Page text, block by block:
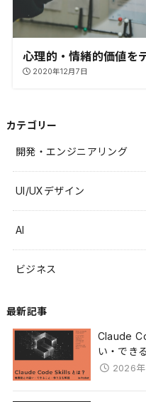
心理的・情緒的価値を
2020年12月7日
カテゴリー
開発・エンジニアリング
UI/UXデザイン
AI
ビジネス
最新記事
Claude
い・でき
2026